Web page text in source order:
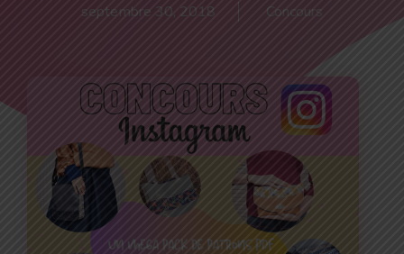
septembre 30, 2018 Concours